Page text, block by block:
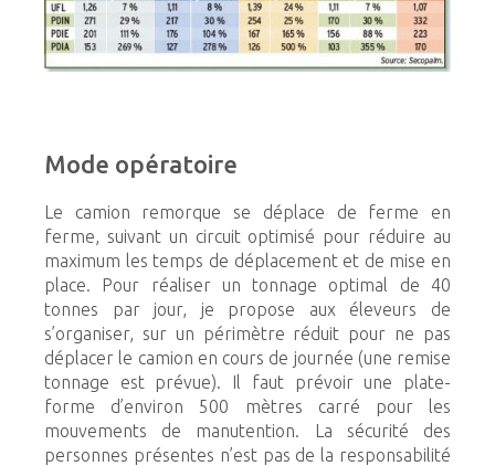
Mode opératoire
Le camion remorque se déplace de ferme en
ferme, suivant un circuit optimisé pour réduire au
maximum les temps de déplacement et de mise en
place. Pour réaliser un tonnage optimal de 40
tonnes par jour, je propose aux éleveurs de
s’organiser, sur un périmètre réduit pour ne pas
déplacer le camion en cours de journée (une remise
tonnage est prévue). Il faut prévoir une plate-
forme d’environ 500 mètres carré pour les
mouvements de manutention. La sécurité des
personnes présentes n’est pas de la responsabilité